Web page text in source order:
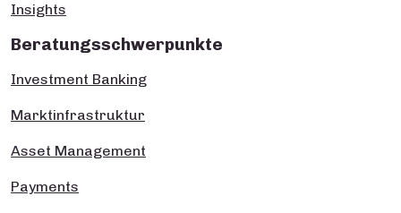
Insights
Beratungsschwerpunkte
Investment Banking
Marktinfrastruktur
Asset Management
Payments